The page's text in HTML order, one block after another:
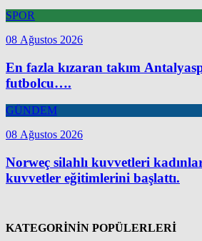
SPOR
08 Ağustos 2026
En fazla kızaran takım
futbolcu….
GÜNDEM
08 Ağustos 2026
Norweç silahlı kuvvetleri
kuvvetler eğitimlerini başlattı.
KATEGORİNİN POPÜLERLERİ